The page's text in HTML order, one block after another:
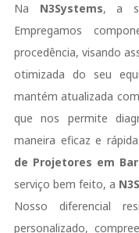
Na N3Systems, a
Empregamos
procedência, visando
otimizada do seu
mantém atualizada
que nos permite
maneira eficaz e
de Projetores em
serviço bem feito, a
Nosso diferencial
personalizado,